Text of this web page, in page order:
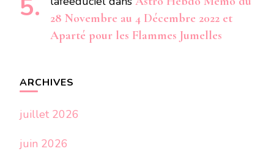
28 Novembre au 4 Décembre 2022 et
Aparté pour les Flammes Jumelles
ARCHIVES
juillet 2026
juin 2026